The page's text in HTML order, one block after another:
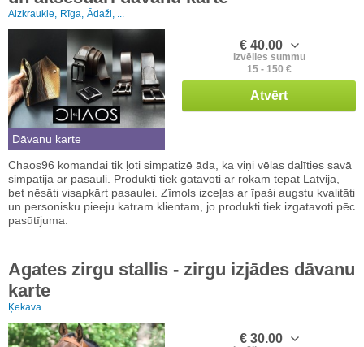
Aizkraukle, Rīga, Ādaži, ...
Dāvanu karte
€ 40.00
Izvēlies summu
15 - 150 €
Atvērt
Chaos96 komandai tik ļoti simpatizē āda, ka viņi vēlas dalīties savā
simpātijā ar pasauli. Produkti tiek gatavoti ar rokām tepat Latvijā,
bet nēsāti visapkārt pasaulei. Zīmols izceļas ar īpaši augstu kvalitāti
un personisku pieeju katram klientam, jo produkti tiek izgatavoti pēc
pasūtījuma.
Agates zirgu stallis - zirgu izjādes dāvanu
karte
Ķekava
€ 30.00